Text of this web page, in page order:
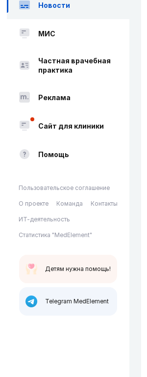
Новости
МИС
Частная врачебная
практика
Реклама
Сайт для клиники
Помощь
Пользовательское соглашение
О проекте Команда Контакты
ИТ-деятельность
Статистика "MedElement"
Детям нужна помощь!
Telegram MedElement